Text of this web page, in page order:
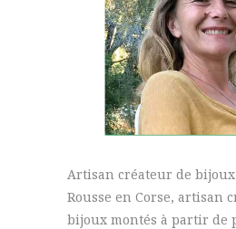
Artisan créateur de
Rousse en Corse, artisan
bijoux montés à partir de